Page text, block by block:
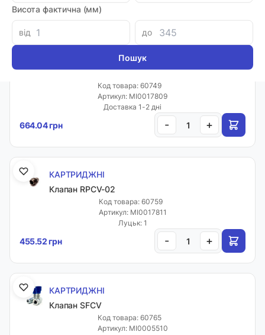
Висота фактична (мм)
від до
4677.92 грн
Клапан FCV-01
Код товара: 60749
Артикул: MI0017809
Доставка 1-2 дні
664.04 грн - +
КАРТРИДЖНІ
Клапан RPCV-02
Код товара: 60759
Артикул: MI0017811
Луцьк: 1
455.52 грн - +
КАРТРИДЖНІ
Клапан SFCV
Код товара: 60765
Артикул: MI0005510